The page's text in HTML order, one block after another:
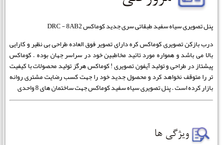
پنل تصویری سیاه سفید طبقاتی سری جدید کوماکس DRC - 8AB2
درب بازکن تصویری کوماکس کره دارای تصویر فوق العاده طراحی بی نظیر و کارایی
بالا می باشد و همواره مورد تائید مخاطبین خود در سراسر جهان بوده . کوماکس
پیشتاز در طراحی و تولید آیفون تصویری ! کوماکس هرگز تولید محصولات با کیفیت
تر را متوقف نخواهد کرد و محصول جدید خود را جهت کسب رضایت مشتری روانه
بازار کرده است . پنل تصویری سیاه سفید کوماکس جهت ساختمان های 8 واحدی